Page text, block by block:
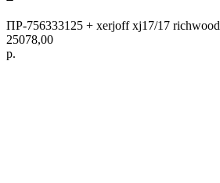
ПР-756333125 + xerjoff xj17/17
25078,00
р.